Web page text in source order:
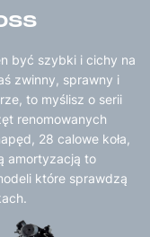
być szybki i cichy na
zwinny, sprawny i
to myślisz o serii
renomowanych
28 calowe koła,
amortyzacją to
które sprawdzą